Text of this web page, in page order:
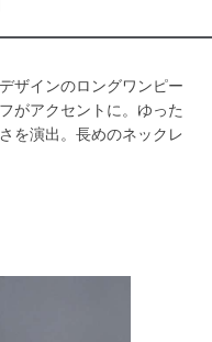
ザインのロングワンピー
がアクセントに。ゆった
を演出。長めのネックレ